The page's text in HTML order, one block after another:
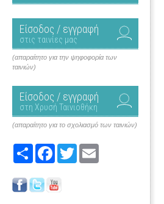
Είσοδος / εγγραφή
στις ταινίες μας
(απαραίτητο για την ψηφοφορία των
ταινιών)
Είσοδος / εγγραφή
στη Χρυσή Ταινιοθήκη
(απαραίτητο για το σχολιασμό των ταινιών)
Share FacebookTwitter